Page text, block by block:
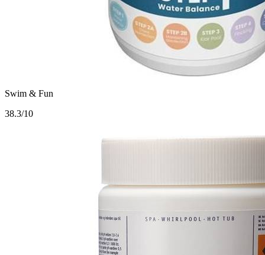
Swim & Fun
38.3/10